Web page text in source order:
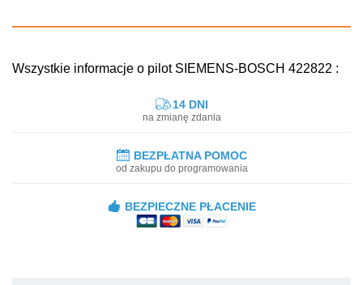
Wszystkie informacje o pilot SIEMENS-BOSCH 422822 :
14 DNI
na zmianę zdania
BEZPŁATNA POMOC
od zakupu do programowania
BEZPIECZNE PŁACENIE